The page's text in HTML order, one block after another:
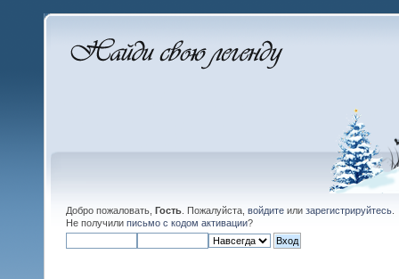
Добро пожаловать, Гость . Пожалуйста, войдите или зарегистрируйтесь
Не получили письмо с кодом активации?